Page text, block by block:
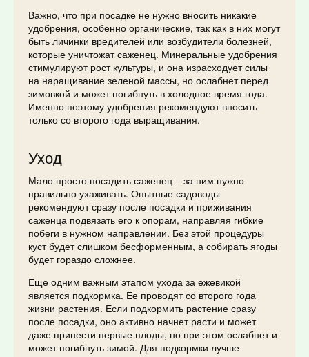
Важно, что при посадке не нужно вносить никакие
удобрения, особенно органические, так как в них могут
быть личинки вредителей или возбудители болезней,
которые уничтожат саженец. Минеральные удобрения
стимулируют рост культуры, и она израсходует силы
на наращивание зеленой массы, но ослабнет перед
зимовкой и может погибнуть в холодное время года.
Именно поэтому удобрения рекомендуют вносить
только со второго года выращивания.
Уход
Мало просто посадить саженец – за ним нужно
правильно ухаживать. Опытные садоводы
рекомендуют сразу после посадки и приживания
саженца подвязать его к опорам, направляя гибкие
побеги в нужном направлении. Без этой процедуры
куст будет слишком бесформенным, а собирать ягоды
будет гораздо сложнее.
Еще одним важным этапом ухода за ежевикой
является подкормка. Ее проводят со второго года
жизни растения. Если подкормить растение сразу
после посадки, оно активно начнет расти и может
даже принести первые плоды, но при этом ослабнет и
может погибнуть зимой. Для подкормки лучше